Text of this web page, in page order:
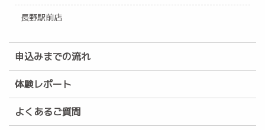
長野駅前店
申込みまでの流れ
体験レポート
よくあるご質問